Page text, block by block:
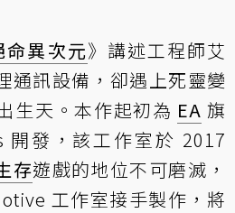
命異次元》講述工程師艾
通訊設備，卻遇上死靈變
生天。本作起初為 EA 旗
開發，該工作室於 2017
存遊戲的地位不可磨滅，
工作室接手製作，將